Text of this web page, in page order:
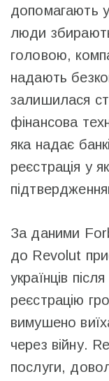
допомагають у
люди
головою,
надають
залишилася
фінансова
яка надає
реєстрація у
За даними
до Revolut
українців
реєстрацію
вимушено
через війну.
послуги,